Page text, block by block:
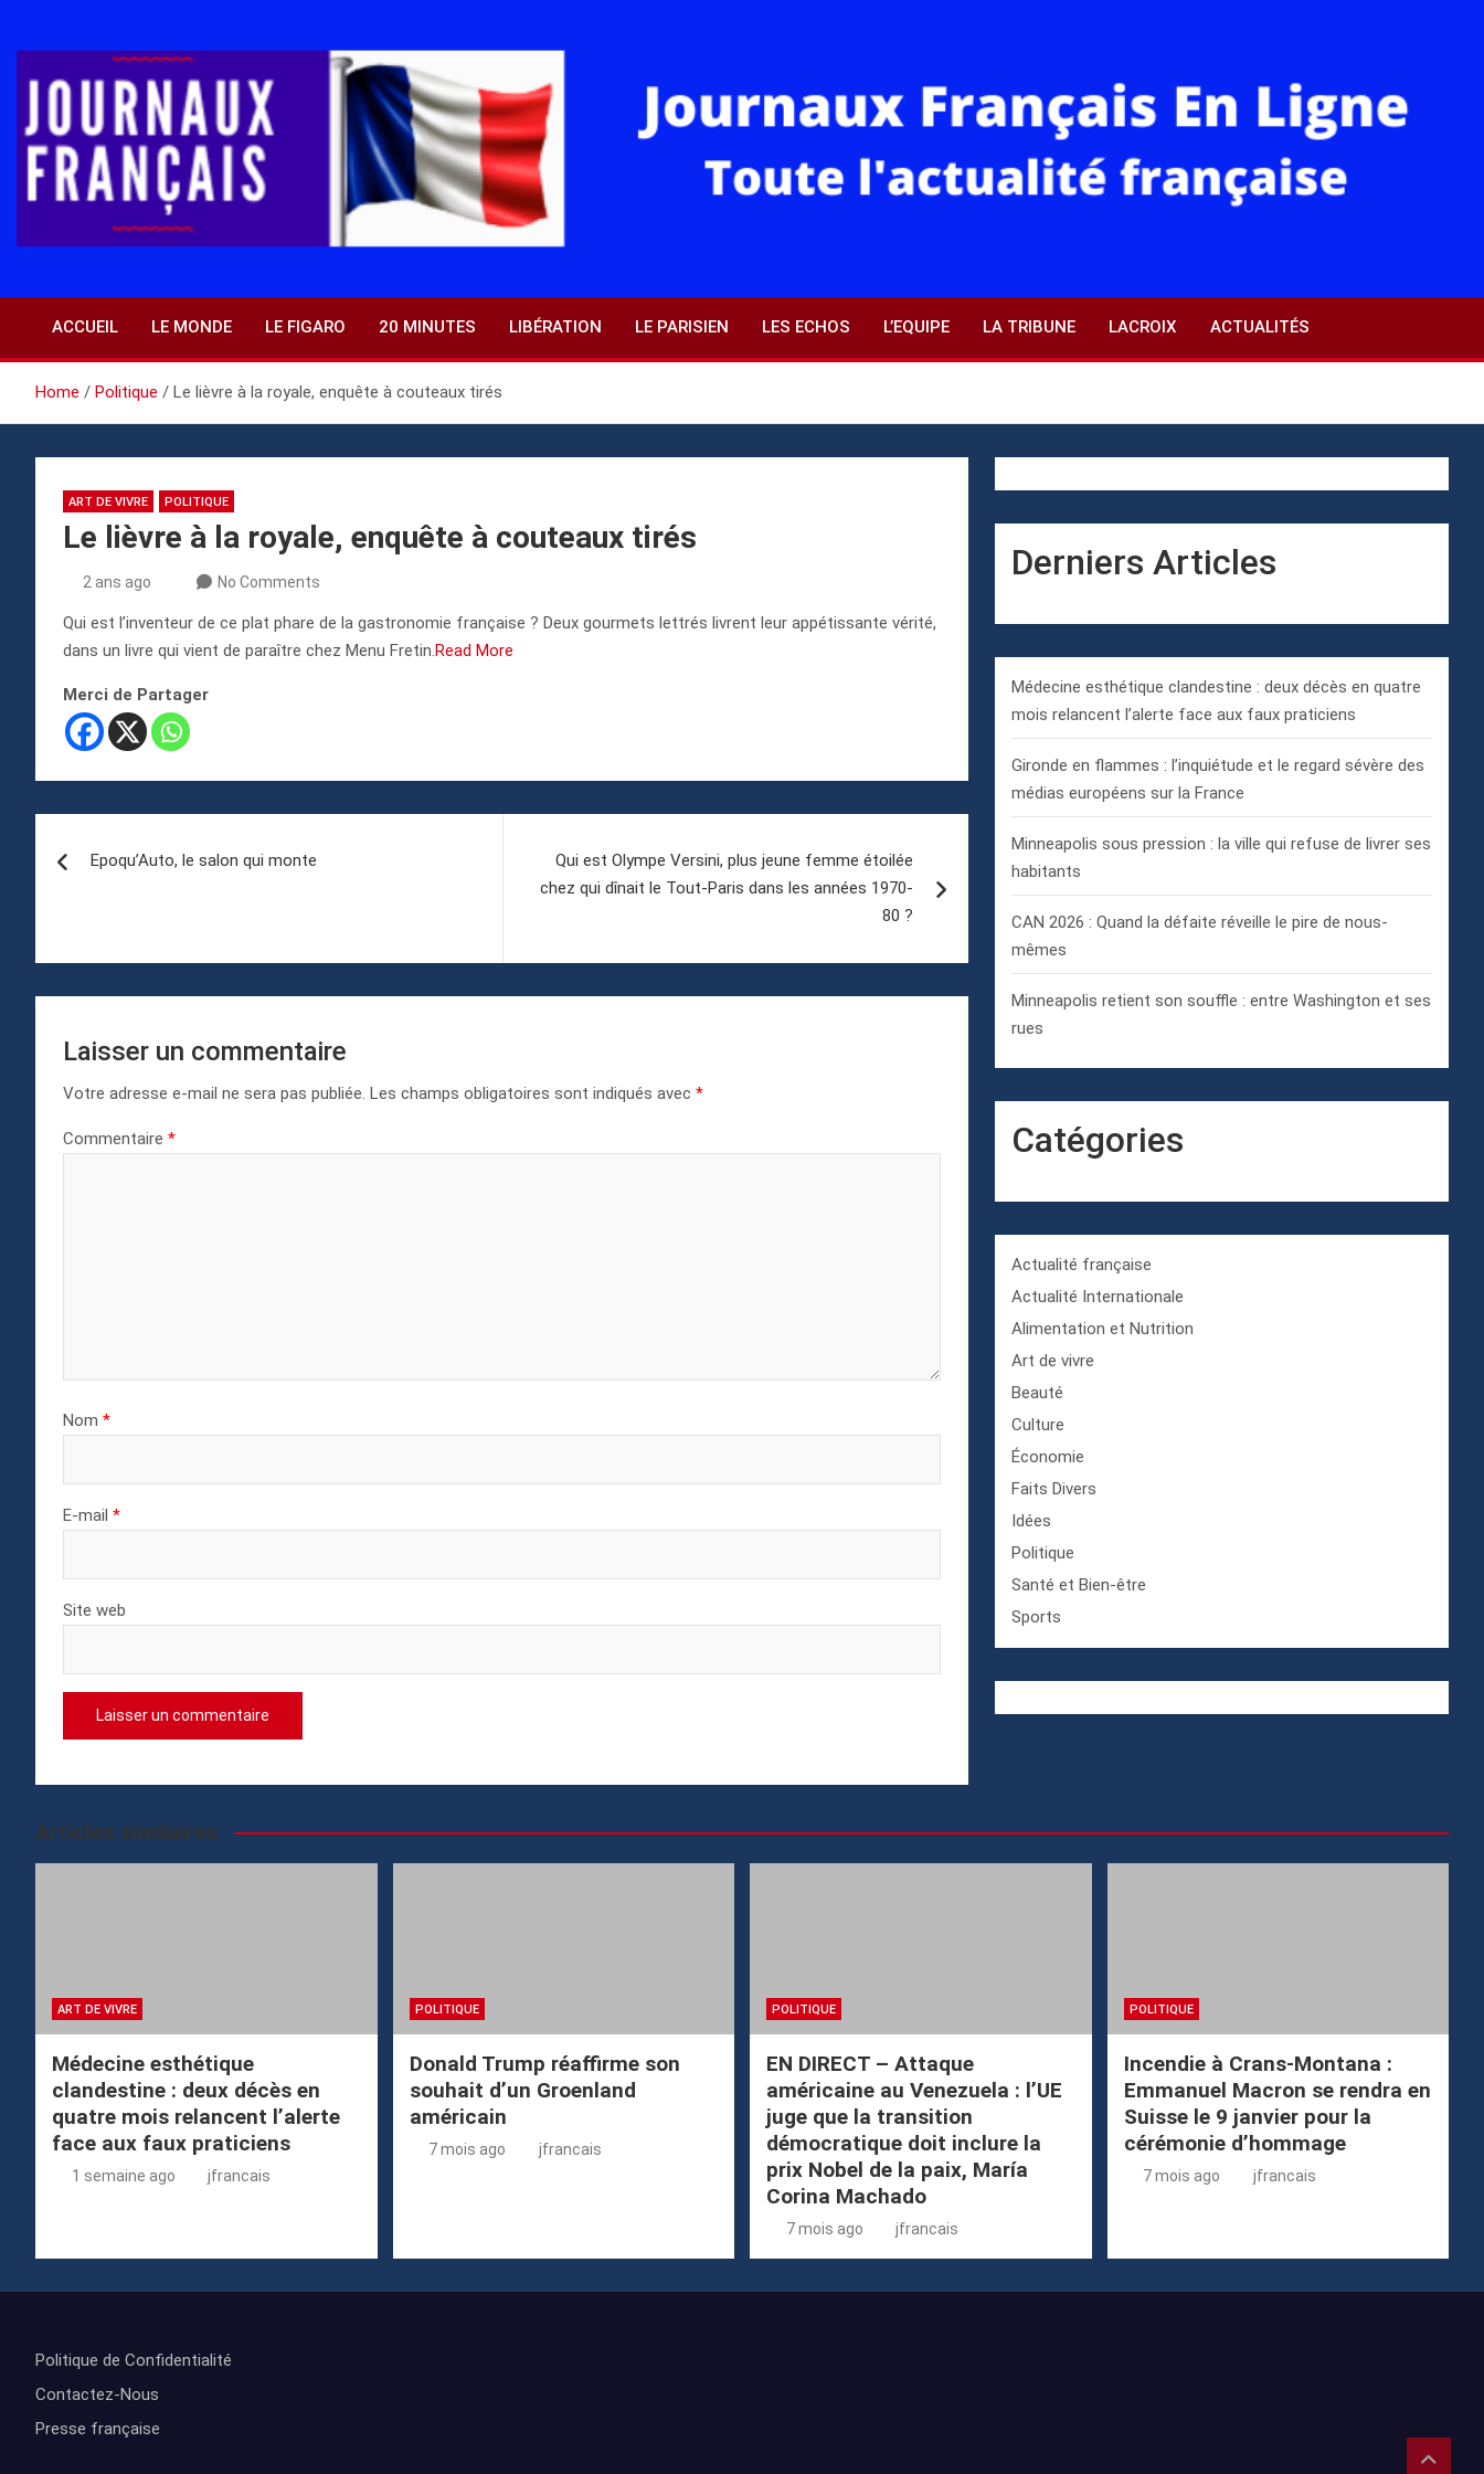
ACCUEIL LE MONDE LE FIGARO 20 MINUTES LIBÉRATION LE PARISIEN LES ECHOS L’EQUIPE LA TRIBUNE LACROIX ACTUALITÉS
Home Politique Le lièvre à la royale, enquête à couteaux tirés
ART DE VIVRE POLITIQUE
Le lièvre à la royale, enquête à couteaux tirés
2 ans ago No Comments
Qui est l’inventeur de ce plat phare de la gastronomie française ? Deux gourmets lettrés livrent leur appétissante vérité,
dans un livre qui vient de paraître chez Menu Fretin.Read More
Merci de Partager
de
Epoqu’Auto, le salon qui monte
Qui est Olympe Versini, plus jeune femme étoilée
chez qui dînait le Tout-Paris dans les années 1970-
80 ?
Laisser un commentaire
Votre adresse e-mail ne sera pas publiée. Les champs obligatoires sont indiqués avec *
Commentaire *
Nom *
E-mail *
Site web
Derniers Articles
Médecine esthétique clandestine : deux décès en quatre
mois relancent l’alerte face aux faux praticiens
Gironde en flammes : l’inquiétude et le regard sévère des
médias européens sur la France
Minneapolis sous pression : la ville qui refuse de livrer ses
habitants
CAN 2026 : Quand la défaite réveille le pire de nous-
mêmes
Minneapolis retient son souffle : entre Washington et ses
rues
Catégories
Actualité française
Actualité Internationale
Alimentation et Nutrition
Art de vivre
Beauté
Culture
Économie
Faits Divers
Idées
Politique
Santé et Bien-être
Sports
Articles similaires
ART DE VIVRE
Médecine esthétique
clandestine : deux décès en
quatre mois relancent l’alerte
face aux faux praticiens
1 semaine ago jfrancais
POLITIQUE
Donald Trump réaffirme son
souhait d’un Groenland
américain
7 mois ago jfrancais
POLITIQUE
EN DIRECT – Attaque
américaine au Venezuela : l’UE
juge que la transition
démocratique doit inclure la
prix Nobel de la paix, María
Corina Machado
7 mois ago jfrancais
POLITIQUE
Incendie à Crans-Montana :
Emmanuel Macron se rendra en
Suisse le 9 janvier pour la
cérémonie d’hommage
7 mois ago jfrancais
Politique de Confidentialité
Contactez-Nous
Presse française